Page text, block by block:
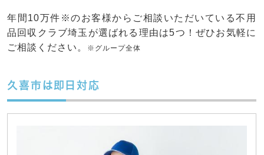
年間10万件※のお客様からご相談いただいている不用
品回収クラブ埼玉が選ばれる理由は5つ！ぜひお気軽に
ご相談ください。
※グループ全体
久喜市は即日対応